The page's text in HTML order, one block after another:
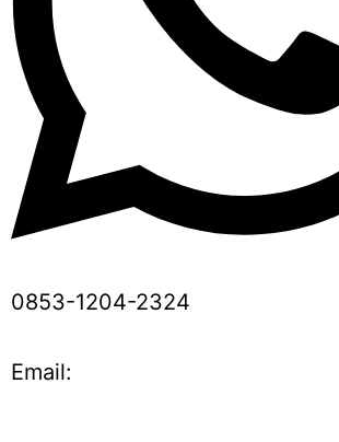
0853-1204-2324
Email: